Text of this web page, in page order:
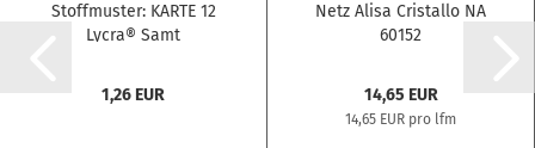
Stoffmuster: KARTE 12
Lycra® Samt
1,26 EUR
Netz Alisa Cristallo NA
60152
14,65 EUR
14,65 EUR pro lfm